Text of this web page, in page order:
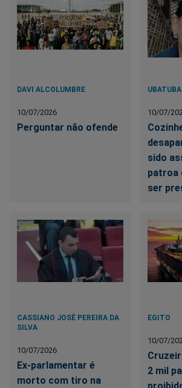
DAVI ALCOLUMBRE
10/07/2026
Perguntar não ofende
UBATUBA
10/07/
sido
patroa
ser
CASSIANO JOSÉ PEREIRA DA
SILVA
10/07/2026
Ex-parlamentar é
morto com tiro na
EGITO
10/07/
2 mil